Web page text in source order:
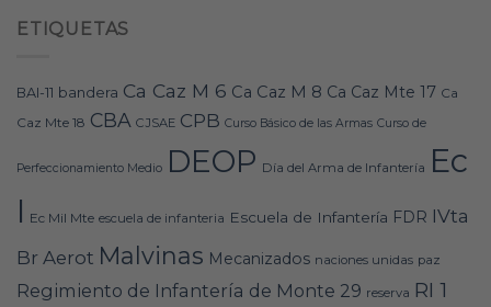
ETIQUETAS
BAI-11 bandera Ca Caz M 6 Ca Caz M 8 Ca Caz Mte 17 Ca
Caz Mte 18 CBA CJSAE CPB Curso Básico de las Armas Curso de
Perfeccionamiento Medio DEOP Día del Arma de Infantería Ec
I Ec Mil Mte escuela de infanteria Escuela de Infantería FDR IVta
Br Aerot Malvinas Mecanizados naciones unidas paz
Regimiento de Infantería de Monte 29 reserva RI 1